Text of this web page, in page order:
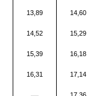
13,89 14,60
14,52 15,29
15,39 16,18
16,31 17,14